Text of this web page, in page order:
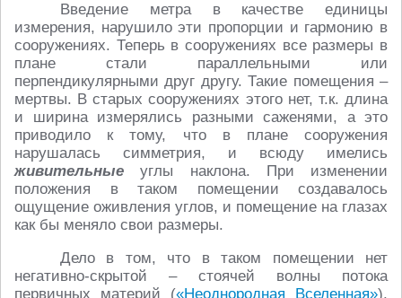
Введение метра в качестве единицы
измерения, нарушило эти пропорции и гармонию в
сооружениях. Теперь в сооружениях все размеры в
плане стали параллельными или
перпендикулярными друг другу. Такие помещения –
мертвы. В старых сооружениях этого нет, т.к. длина
и ширина измерялись разными саженями, а это
приводило к тому, что в плане сооружения
нарушалась симметрия, и всюду имелись
живительные углы наклона. При изменении
положения в таком помещении создавалось
ощущение оживления углов, и помещение на глазах
как бы меняло свои размеры.
Дело в том, что в таком помещении нет
негативно-скрытой – стоячей волны потока
первичных материй («Неоднородная Вселенная»),